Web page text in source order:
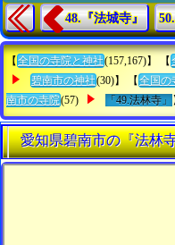
48.『法城寺』
【 全国の寺院と神社(157,167)】 【
碧南市の神社(30)】 【 全国の
南市の寺院(57) 「49.法林寺」
愛知県碧南市の『法林